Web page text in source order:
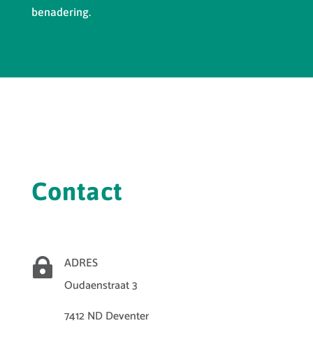
benadering.
Contact
 ADRES
Oudaenstraat 3
7412 ND Deventer